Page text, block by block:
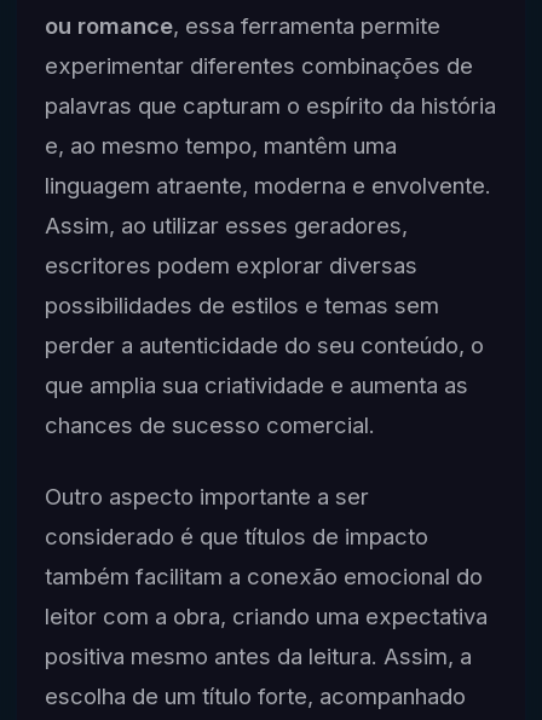
ou romance, essa ferramenta permite
experimentar diferentes combinações de
palavras que capturam o espírito da história
e, ao mesmo tempo, mantêm uma
linguagem atraente, moderna e envolvente.
Assim, ao utilizar esses geradores,
escritores podem explorar diversas
possibilidades de estilos e temas sem
perder a autenticidade do seu conteúdo, o
que amplia sua criatividade e aumenta as
chances de sucesso comercial.
Outro aspecto importante a ser
considerado é que títulos de impacto
também facilitam a conexão emocional do
leitor com a obra, criando uma expectativa
positiva mesmo antes da leitura. Assim, a
escolha de um título forte, acompanhado